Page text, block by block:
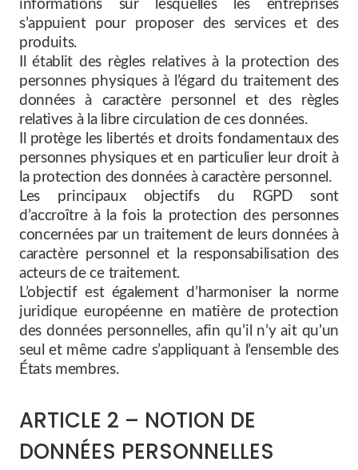
informations sur lesquelles les entreprises
s’appuient pour proposer des services et des
produits.
Il établit des règles relatives à la protection des
personnes physiques à l’égard du traitement des
données à caractère personnel et des règles
relatives à la libre circulation de ces données.
Il protège les libertés et droits fondamentaux des
personnes physiques et en particulier leur droit à
la protection des données à caractère personnel.
Les principaux objectifs du RGPD sont
d’accroître à la fois la protection des personnes
concernées par un traitement de leurs données à
caractère personnel et la responsabilisation des
acteurs de ce traitement.
L’objectif est également d’harmoniser la norme
juridique européenne en matière de protection
des données personnelles, afin qu’il n’y ait qu’un
seul et même cadre s’appliquant à l’ensemble des
États membres.
ARTICLE 2 – NOTION DE
DONNÉES PERSONNELLES